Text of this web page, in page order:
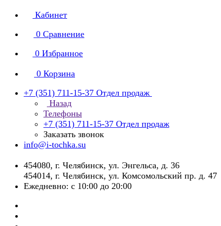
Кабинет
0 Сравнение
0 Избранное
0 Корзина
+7 (351) 711-15-37 Отдел продаж
Назад
Телефоны
+7 (351) 711-15-37 Отдел продаж
Заказать звонок
info@i-tochka.su
​454080, г. Челябинск, ул. Энгельса, д. 36
454014, г. Челябинск, ул. Комсомольский пр. д. 47
Ежедневно: с 10:00 до 20:00